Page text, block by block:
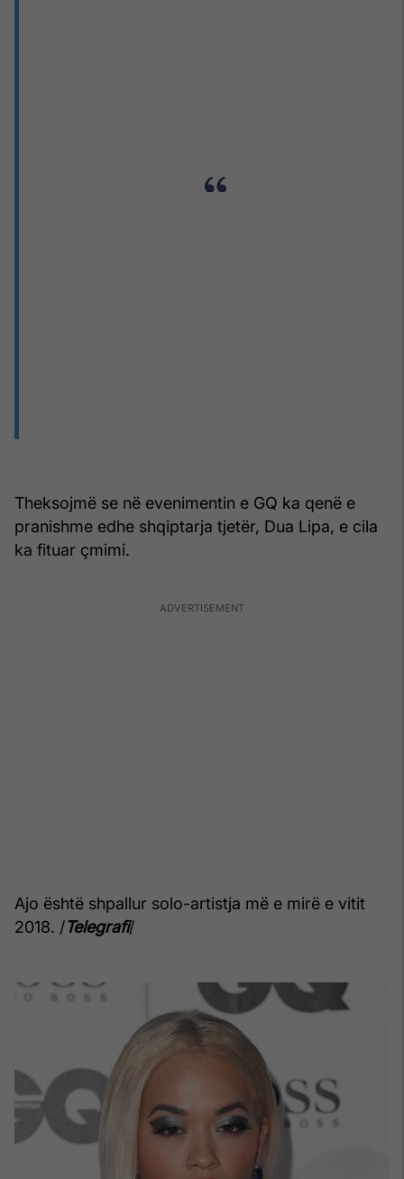
Theksojmë se në evenimentin e GQ ka qenë e
pranishme edhe shqiptarja tjetër, Dua Lipa, e cila
ka fituar çmimi.
Ajo është shpallur solo-artistja më e mirë e vitit
2018. /Telegrafi/